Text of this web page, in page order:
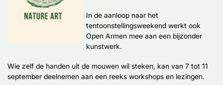
In de aanloop naar het
tentoonstellingsweekend werkt ook
Open Armen mee aan een bijzonder
kunstwerk.
Wie zelf de handen uit de mouwen wil steken, kan van 7 tot 11
september deelnemen aan een reeks workshops en lezingen.